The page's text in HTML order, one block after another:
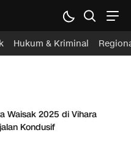
Hukum & Kriminal
Waisak 2025 di Vihara
Kondusif